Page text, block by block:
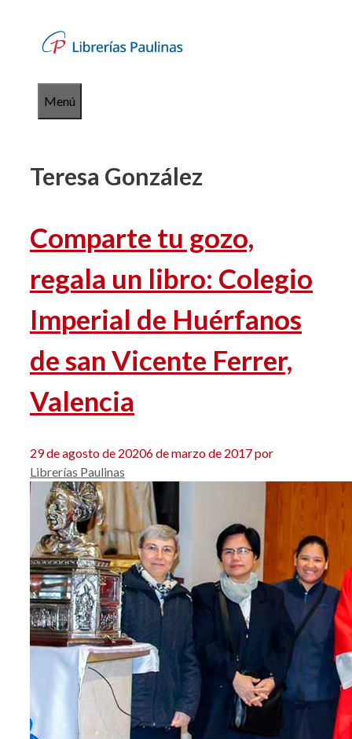
contenido
Menú
Teresa González
Comparte tu gozo,
regala un libro: Colegio
Imperial de Huérfanos
de san Vicente Ferrer,
Valencia
29 de agosto de 20206 de marzo de 2017por
Librerías Paulinas